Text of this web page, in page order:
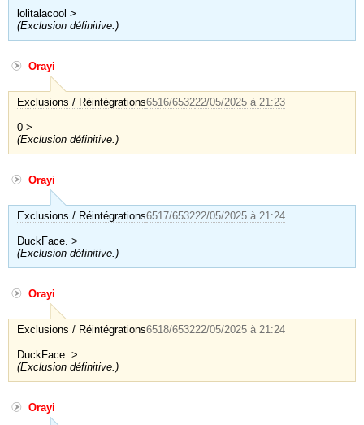
lolitalacool >
(Exclusion définitive.)
Orayi
Exclusions / Réintégrations6516/653222/05/2025 à 21:23
0 >
(Exclusion définitive.)
Orayi
Exclusions / Réintégrations6517/653222/05/2025 à 21:24
DuckFace. >
(Exclusion définitive.)
Orayi
Exclusions / Réintégrations6518/653222/05/2025 à 21:24
DuckFace. >
(Exclusion définitive.)
Orayi